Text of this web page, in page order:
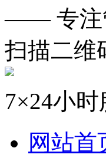
—— 专注
扫描二维
7×24小
网站首